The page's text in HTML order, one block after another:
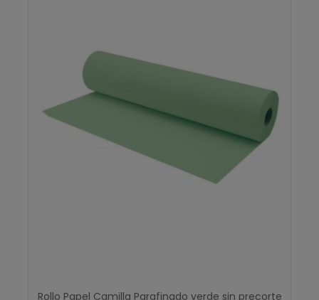
Rollo Papel Camilla Parafinado verde sin precorte